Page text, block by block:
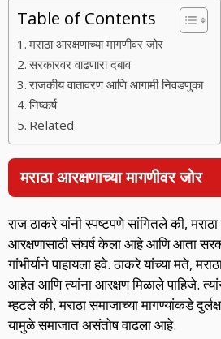
Table of Contents
मराठा आरक्षणाच्या मागणीवर जोर
सरकारवर वाढणारा दबाव
राजकीय वातावरण आणि आगामी निवडणुका
निष्कर्ष
Related
मराठा आरक्षणाच्या मागणीवर जोर
राज ठाकरे यांनी स्पष्टपणे सांगितले की,
आरक्षणासाठी संघर्ष केला आहे आणि आता
गांभीर्याने पाहायला हवे. ठाकरे यांच्या मते,
आहेत आणि त्यांना आरक्षण मिळाले पाहिजे.
म्हटले की, मराठा समाजाच्या मागण्यांकडे
यामुळे समाजात असंतोष वाढला आहे.